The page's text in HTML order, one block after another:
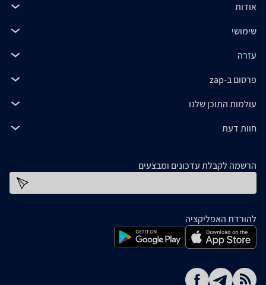
אודות
שימושי
עזרה
פרסום ב-zap
עולמות התוכן שלנו
חוות דעת
הרשמה לקבלת עדכונים ומבצעים
להורדת האפליקציה